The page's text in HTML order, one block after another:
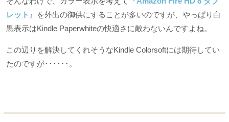
レット 』を外出の御供にすることが多いのですが、やっぱり白
黒表示はKindle Paperwhiteの快適さに敵わないんですよね。
この辺りを解決してくれそうなKindle Colorsoftには期待してい
たのですが･･････。